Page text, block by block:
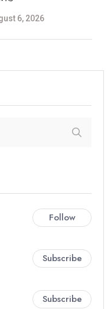
6, 2026
Follow
Subscribe
Subscribe